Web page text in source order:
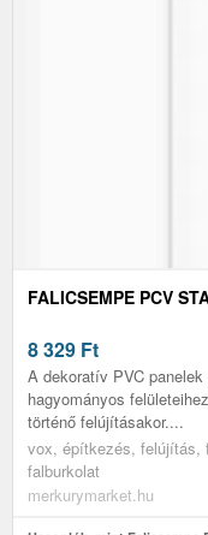
FALICSEMPE PCV
8 329 Ft
A dekoratív PVC
hagyományos
történő felújításakor....
vox, építkezés, felújítás,
falburkolat
merkurymarket.hu